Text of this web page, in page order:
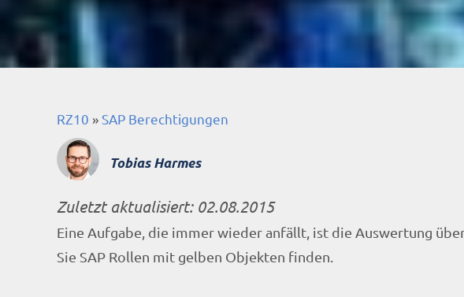
RZ10 » SAP Berechtigungen
Tobias Harmes
Zuletzt aktualisiert: 02.08.2015
Eine Aufgabe, die immer wieder anfällt, ist die Auswertung
Sie SAP Rollen mit gelben Objekten finden.